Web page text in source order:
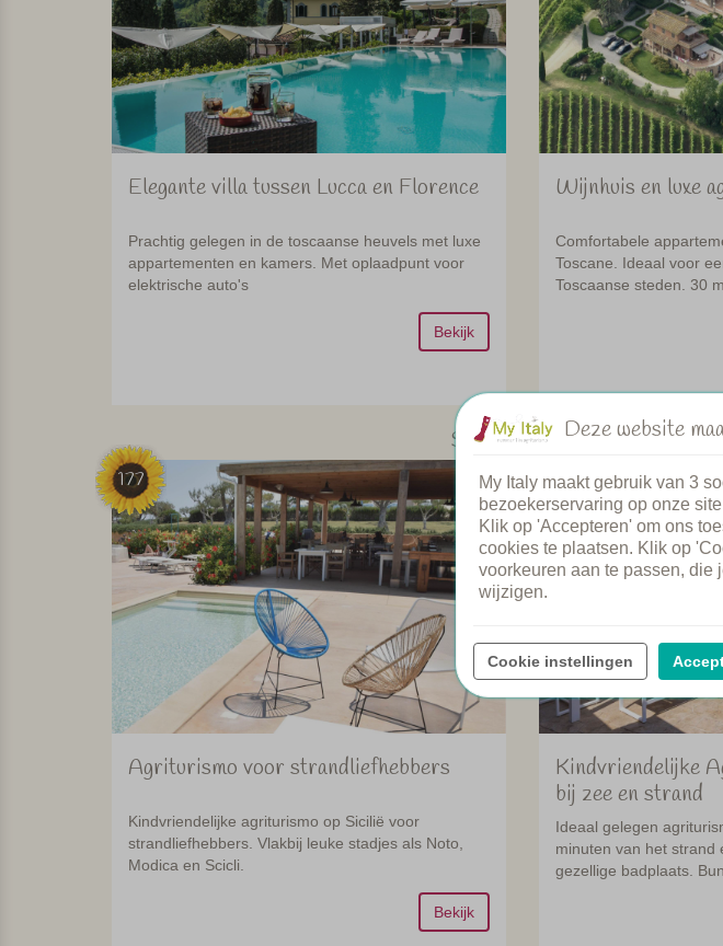
Elegante villa tussen Lucca en Florence
Prachtig gelegen in de toscaanse heuvels met luxe
appartementen en kamers. Met oplaadpunt voor
elektrische auto's
Bekijk
Wijnhuis en luxe
Comfortabele
Toscane. Ideaal voor
Toscaanse steden. 30
Sicilie
177
Agriturismo voor strandliefhebbers
Kindvriendelijke agriturismo op Sicilië voor
strandliefhebbers. Vlakbij leuke stadjes als Noto,
Modica en Scicli.
Bekijk
207
Kindvriendelijke
bij zee en strand
Ideaal gelegen
minuten van het strand
gezellige badplaats.
Deze website
My Italy maakt gebruik van 3
bezoekerservaring op onze
Klik op 'Accepteren' om ons
cookies te plaatsen. Klik op
voorkeuren aan te passen, die
wijzigen.
Cookie instellingen